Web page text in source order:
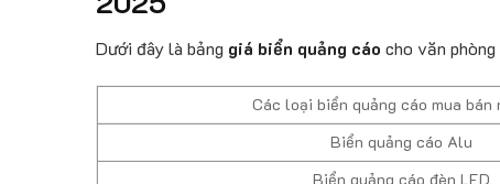
Dưới đây là bảng giá biển quảng cáo cho văn
Các loại biển quảng cáo mua bán
Biển quảng cáo Alu
Biển quảng cáo đèn LED